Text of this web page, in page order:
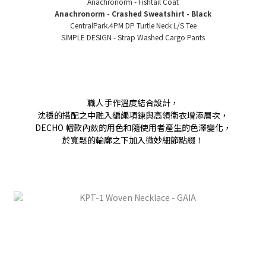
Anachronorm - Crashed Sweatshirt - Black
CentralPark.4PM DP Turtle Neck L/S Tee
SIMPLE DESIGN - Strap Washed Cargo Pants
職人手作溫度結合設計，
沈穩的搭配之中融入編繩項鍊與高領衛衣增添層次，
DECHO 帽款內斂的用色和隨使用者產生的色澤變化，
於寬鬆的輪廓之下加入微妙細節點綴！